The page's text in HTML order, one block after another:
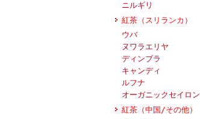
ニルギリ
紅茶（スリランカ）
ウバ
ヌワラエリヤ
ディンブラ
キャンディ
ルフナ
オーガニックセイロン
紅茶（中国/その他）